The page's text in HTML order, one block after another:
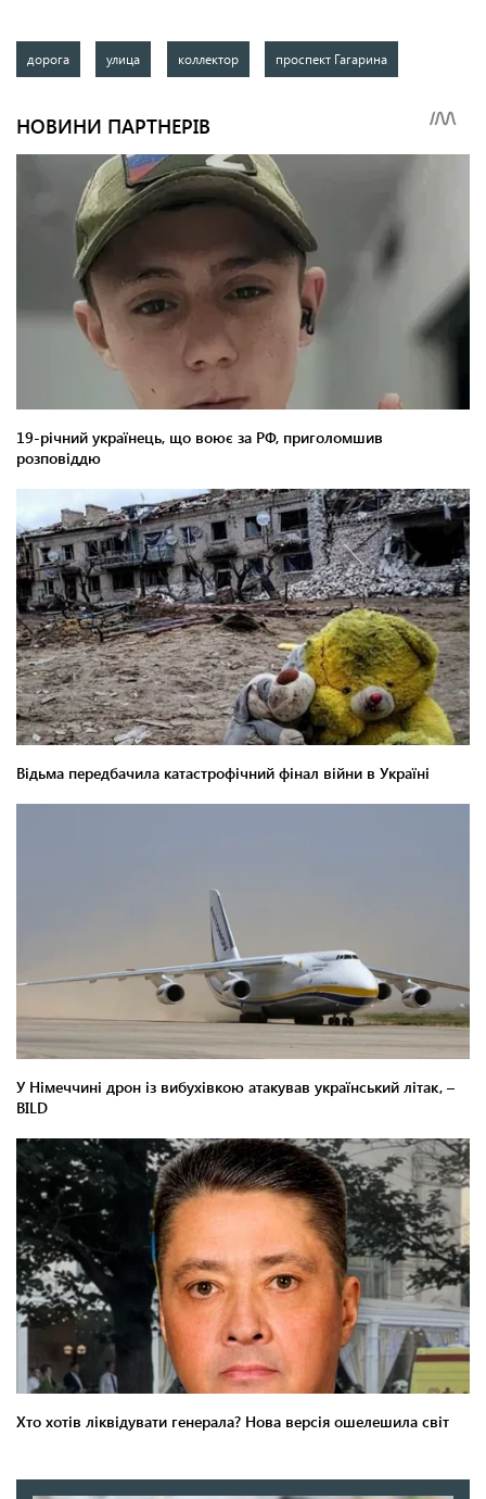
дорога улица коллектор проспект Гагарина